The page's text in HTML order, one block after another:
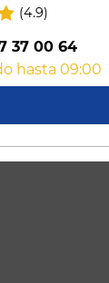
(4.9)
37 00 64
hasta 09:00